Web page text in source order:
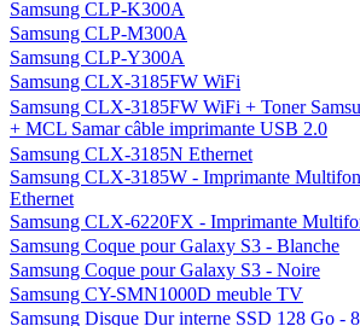
Samsung CLP-K300A
Samsung CLP-M300A
Samsung CLP-Y300A
Samsung CLX-3185FW WiFi
Samsung CLX-3185FW WiFi + Toner
+ MCL Samar câble imprimante USB 2.0
Samsung CLX-3185N Ethernet
Samsung CLX-3185W - Imprimante
Ethernet
Samsung CLX-6220FX - Imprimante
Samsung Coque pour Galaxy S3 - Blanche
Samsung Coque pour Galaxy S3 - Noire
Samsung CY-SMN1000D meuble TV
Samsung Disque Dur interne SSD 128 Go -